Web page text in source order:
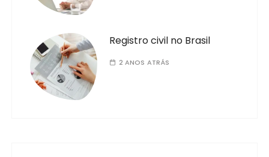
Registro civil no Brasil
2 ANOS ATRÁS